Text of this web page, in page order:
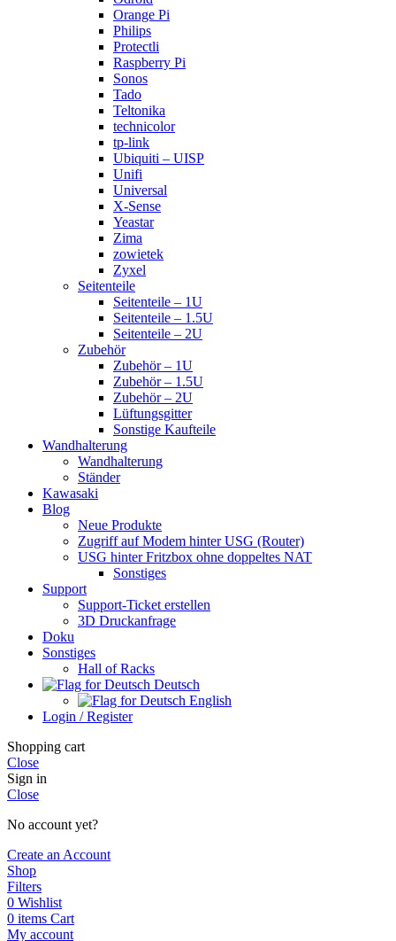
Orange Pi
Philips
Protectli
Raspberry Pi
Sonos
Tado
Teltonika
technicolor
tp-link
Ubiquiti – UISP
Unifi
Universal
X-Sense
Yeastar
Zima
zowietek
Zyxel
Seitenteile
Seitenteile – 1U
Seitenteile – 1.5U
Seitenteile – 2U
Zubehör
Zubehör – 1U
Zubehör – 1.5U
Zubehör – 2U
Lüftungsgitter
Sonstige Kaufteile
Wandhalterung
Wandhalterung
Ständer
Kawasaki
Blog
Neue Produkte
Zugriff auf Modem hinter USG (Router)
USG hinter Fritzbox ohne doppeltes NAT
Sonstiges
Support
Support-Ticket erstellen
3D Druckanfrage
Doku
Sonstiges
Hall of Racks
Deutsch
English
Login / Register
Shopping cart
Close
Sign in
Close
No account yet?
Create an Account
Shop
Filters
0 Wishlist
0 items Cart
My account